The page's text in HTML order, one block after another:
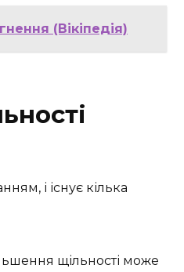
(Вікіпедія)
і існує кілька
щільності може